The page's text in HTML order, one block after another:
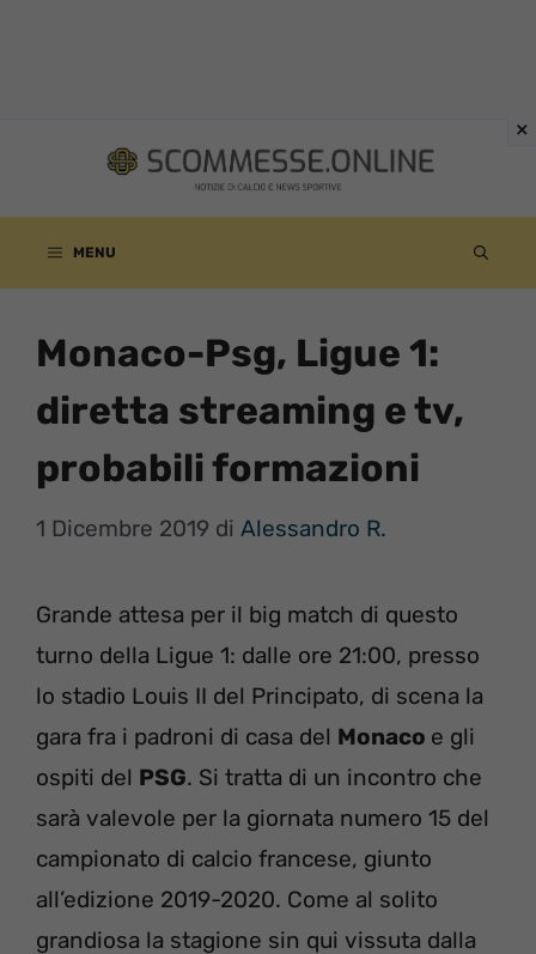
contenuto
MENU
Monaco-Psg, Ligue 1:
diretta streaming e tv,
probabili formazioni
1 Dicembre 2019 di Alessandro R.
Grande attesa per il big match di questo
turno della Ligue 1: dalle ore 21:00, presso
lo stadio Louis II del Principato, di scena la
gara fra i padroni di casa del Monaco e gli
ospiti del PSG. Si tratta di un incontro che
sarà valevole per la giornata numero 15 del
campionato di calcio francese, giunto
all’edizione 2019-2020. Come al solito
grandiosa la stagione sin qui vissuta dalla